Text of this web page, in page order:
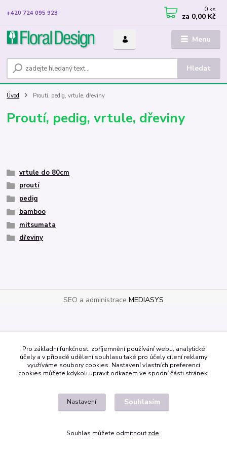
Menu
Hledat
+420 724 095 923 0 ks
za 0,00 Kč
Úvod Proutí, pedig, vrtule, dřeviny
Proutí, pedig, vrtule, dřeviny
vrtule do 80cm
proutí
pedig
bamboo
mitsumata
dřeviny
SEO a administrace MEDIASYS
Pro základní funkčnost, zpříjemnění používání webu, analytické
účely a v případě udělení souhlasu také pro účely cílení reklamy
využíváme soubory cookies. Nastavení vlastních preferencí
cookies můžete kdykoli upravit odkazem ve spodní části stránek.
Nastavení Souhlasím
Souhlas můžete odmítnout zde.